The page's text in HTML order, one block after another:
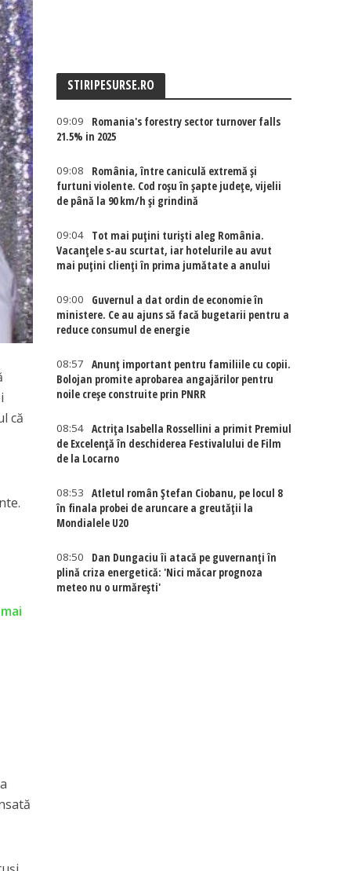
că
STIRIPESURSE.RO
09:09
Romania's forestry sector turnover falls
21.5% in 2025
09:08
România, între caniculă extremă și
furtuni violente. Cod roșu în șapte județe, vijelii
de până la 90 km/h și grindină
09:04
Tot mai puțini turiști aleg România.
Vacanțele s-au scurtat, iar hotelurile au avut
mai puțini clienți în prima jumătate a anului
09:00
Guvernul a dat ordin de economie în
ministere. Ce au ajuns să facă bugetarii pentru a
reduce consumul de energie
08:57
Anunț important pentru familiile cu copii.
Bolojan promite aprobarea angajărilor pentru
noile creșe construite prin PNRR
08:54 Actriţa Isabella Rossellini a primit Premiul
de Excelenţă în deschiderea Festivalului de Film
de la Locarno
08:53
Atletul român Ștefan Ciobanu, pe locul 8
în finala probei de aruncare a greutății la
Mondialele U20
08:50
Dan Dungaciu îi atacă pe guvernanți în
plină criza energetică: 'Nici măcar prognoza
meteo nu o urmărești'